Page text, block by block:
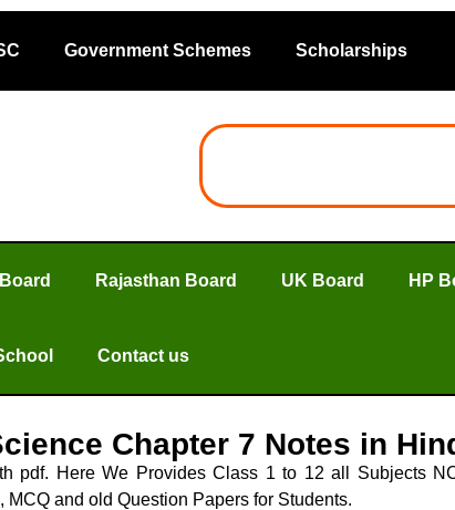
Government Schemes Scholarships
Rajasthan Board UK Board HP
Contact us
Chapter 7 Notes in
pdf. Here We Provides Class 1 to 12 all Subjects
and old Question Papers for Students.